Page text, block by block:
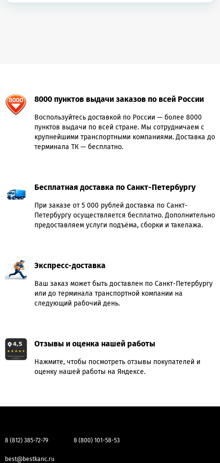
8000 пунктов выдачи заказов по всей России
Воспользуйтесь доставкой по России — более 8000
пунктов выдачи по всей стране. Мы сотрудничаем с
крупнейшими транспортными компаниями. Доставка до
терминала ТК — бесплатно.
Бесплатная доставка по Санкт-Петербургу
При заказе от 5 000 рублей доставка по Санкт-
Петербургу осуществляется бесплатно. Дополнительно
предоставляем услуги подъёма, сборки и такелажа.
Экспресс-доставка
Ваш заказ может быть доставлен по Санкт-Петербургу
или до терминала транспортной компании на
следующий рабочий день.
Отзывы и оценка нашей работы
Нажмите, чтобы посмотреть отзывы покупателей и
оценку нашей работы на Яндексе.
8 (812) 385-72-79 8 (800) 101-58-53
best@bestkanc.ru